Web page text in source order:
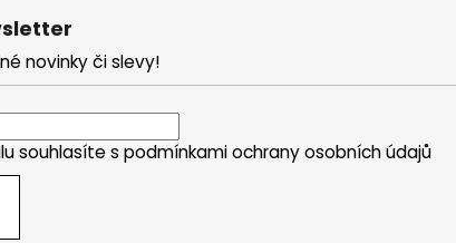
novinky či slevy!
souhlasíte s podmínkami ochrany osobních údajů